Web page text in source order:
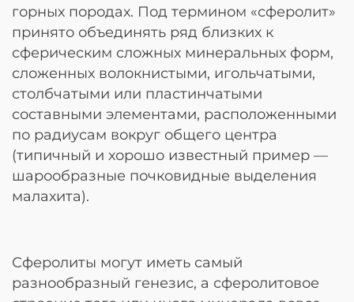
горных породах. Под термином «сферолит»
принято объединять ряд близких к
сферическим сложных минеральных форм,
сложенных волокнистыми, игольчатыми,
столбчатыми или пластинчатыми
составными элементами, расположенными
по радиусам вокруг общего центра
(типичный и хорошо известный пример —
шарообразные почковидные выделения
малахита).
Сферолиты могут иметь самый
разнообразный генезис, а сферолитовое